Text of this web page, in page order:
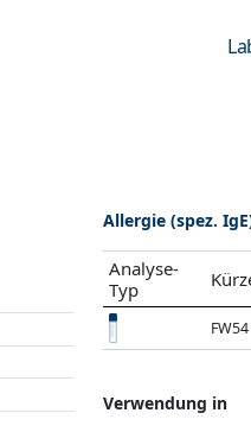
Allergie (spez.
Analyse-
Typ
FW54
Verwendung in